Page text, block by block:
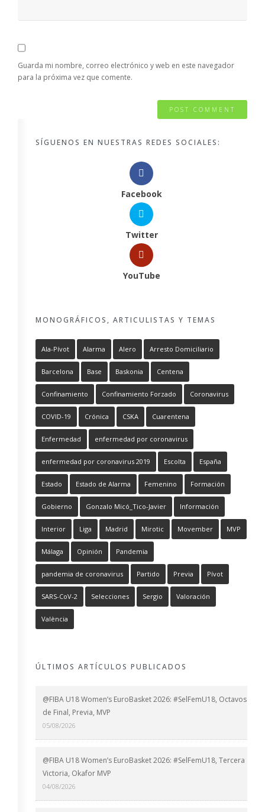
Guarda mi nombre, correo electrónico y web en este navegador
para la próxima vez que comente.
SÍGUENOS EN NUESTRAS REDES SOCIALES:
Facebook
Twitter
YouTube
MONOGRÁFICOS, ARTICULISTAS Y TEMAS
Ala-Pívot Alarma Alero Arresto Domiciliario
Barcelona Base Baskonia Centena
Confinamiento Confinamiento Forzado Coronavirus
COVID-19 Crónica CSKA Cuarentena
Enfermedad enfermedad por coronavirus
enfermedad por coronavirus 2019 Escolta España
Estado Estado de Alarma Femenino Formación
Gobierno Gonzalo Micó_Tico-Javier Información
Interior Liga Madrid Mirotic Movember MVP
Málaga Opinión Pandemia
pandemia de coronavirus Partido Previa Pívot
SARS-CoV-2 Selecciones Sergio Valoración
València
ÚLTIMOS ARTÍCULOS PUBLICADOS
@FIBA U18 Women’s EuroBasket 2026: #SelFemU18, Octavos
de Final, Previa, MVP
05/08/2026
@FIBA U18 Women’s EuroBasket 2026: #SelFemU18, Tercera
Victoria, Okafor MVP
04/08/2026